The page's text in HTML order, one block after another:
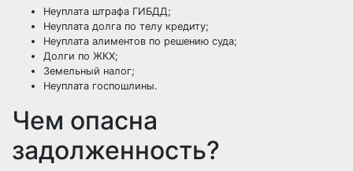
Неуплата штрафа ГИБДД;
Неуплата долга по телу кредиту;
Неуплата алиментов по решению суда;
Долги по ЖКХ;
Земельный налог;
Неуплата госпошлины.
Чем опасна
задолженность?